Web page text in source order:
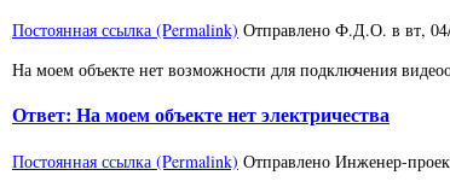
Постоянная ссылка (Permalink) Отправлено Ф.Д.О. в вт,
На моем объекте нет возможности для подключения
Ответ: На моем объекте нет электричества
Постоянная ссылка (Permalink) Отправлено Инженер-